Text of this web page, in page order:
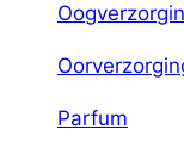
Parfum